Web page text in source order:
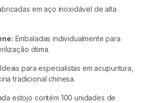
em aço inoxidável de alta
Embaladas individualmente para
ótima.
Ideais para especialistas em acupuntura,
tradicional chinesa.
estojo contém 100 unidades de